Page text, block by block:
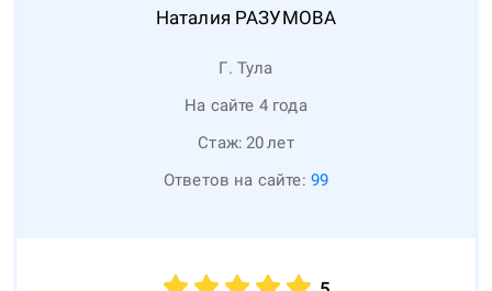
Наталия РАЗУМОВА
Г. Тула
На сайте 4 года
Стаж: 20лет
Ответов на сайте: 99